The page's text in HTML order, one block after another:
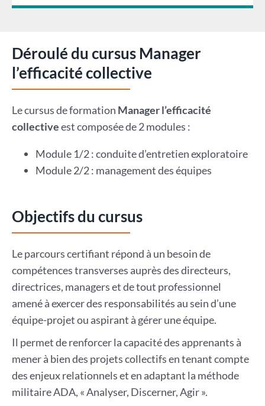
Déroulé du cursus Manager
l’efficacité collective
Le cursus de formation Manager l’efficacité
collectiveest composée de 2 modules :
Module 1/2 : conduite d’entretien exploratoire
Module 2/2 : management des équipes
Objectifs du cursus
Le parcours certifiant répond à un besoin de
compétences transverses auprès des directeurs,
directrices, managers et de tout professionnel
amené à exercer des responsabilités au sein d’une
équipe-projet ou aspirant à gérer une équipe.
Il permet de renforcer la capacité des apprenants à
mener à bien des projets collectifs en tenant compte
des enjeux relationnels et en adaptant la méthode
militaire ADA, « Analyser, Discerner, Agir ».